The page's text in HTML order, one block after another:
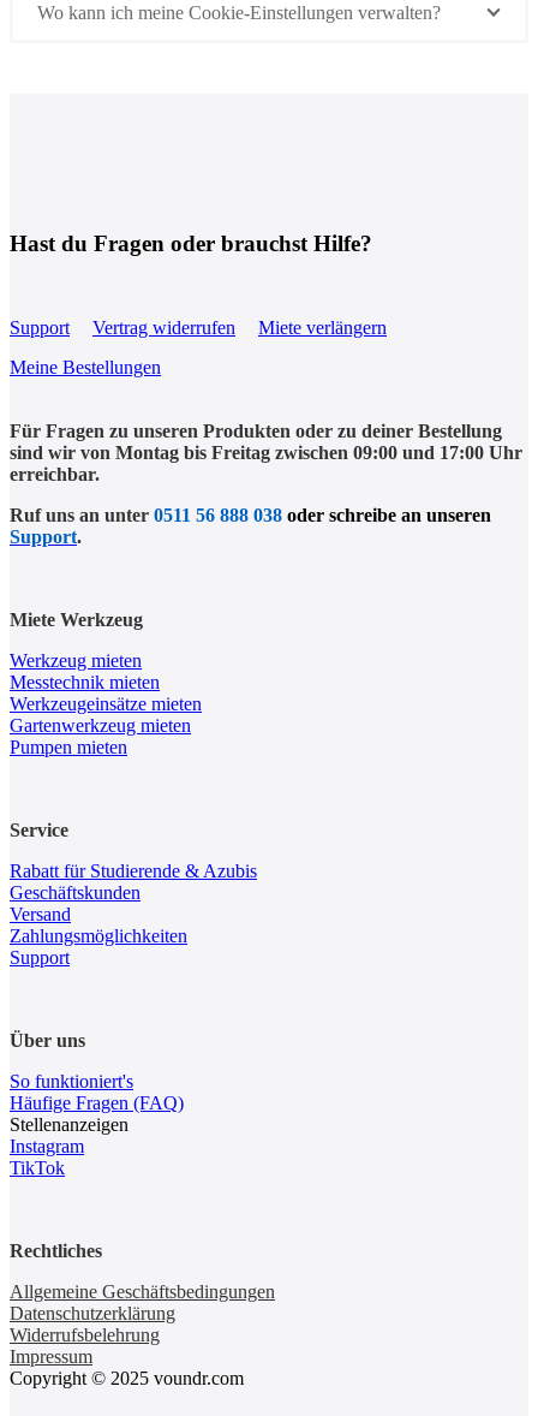
Wo kann ich meine Cookie-Einstellungen verwalten?
Hast du Fragen oder brauchst Hilfe?
Support Vertrag widerrufen
Miete verlängern
Meine Bestellungen
Für Fragen zu unseren Produkten oder zu deiner Bestellung
sind wir von Montag bis Freitag zwischen 09:00 und 17:00 Uhr
erreichbar.
Ruf uns an unter 0511 56 888 038 oder schreibe an unseren
Support.
Miete Werkzeug
Werkzeug mieten
Messtechnik mieten
Werkzeugeinsätze mieten
Gartenwerkzeug mieten
Pumpen mieten
Service
Rabatt für Studierende & Azubis
Geschäftskunden
Versand
Zahlungsmöglichkeiten
Support
Über uns
So funktioniert's
Häufige Fragen (FAQ)
Stellenanzeigen
Instagram
TikTok
Rechtliches
Allgemeine Geschäftsbedingungen
Datenschutzerklärung
Widerrufsbelehrung
Impressum
Copyright © 2025 voundr.com